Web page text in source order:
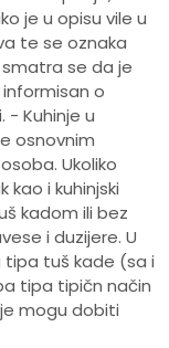
je u opisu vile u
te se oznaka
smatra se da je
o
- Kuhinje u
osnovnim
Ukoliko
kao i kuhinjski
kadom ili bez
i duzijere. U
tuš kade (sa i
tipa tipičn način
mogu dobiti